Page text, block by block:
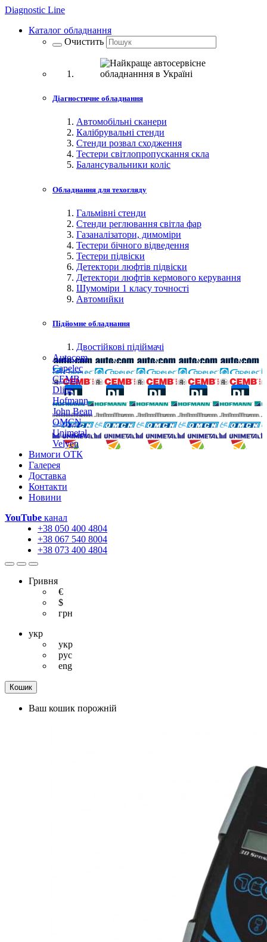
Diagnostic Line
Каталог обладнання
Очистить
Діагностичне обладнання
Автомобільні сканери
Калібрувальні стенди
Стенди розвал сходження
Тестери світлопропускання скла
Балансувальники коліс
Обладнання для техогляду
Гальмівні стенди
Стенди реглювання світла фар
Газаналізатори, димоміри
Тестери бічного відведення
Тестери підвіски
Детектори люфтів підвіски
Детектори люфтів кермового керування
Шумоміри 1 класу точності
Автомийки
Підйомне обладнання
Двостійкові підіймачі
Autocom
Capelec
CEMB
Dline
Hofmann
John Bean
OMCN
Unimetal
Velyen
Вимоги ОТК
Галерея
Доставка
Контакти
Новини
YouTube канал
+38 050 400 4804
+38 067 540 8004
+38 073 400 4804
Гривня
€
$
грн
укр
укр
рус
eng
Кошик
Ваш кошик порожній